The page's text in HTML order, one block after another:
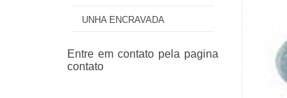
UNHA ENCRAVADA